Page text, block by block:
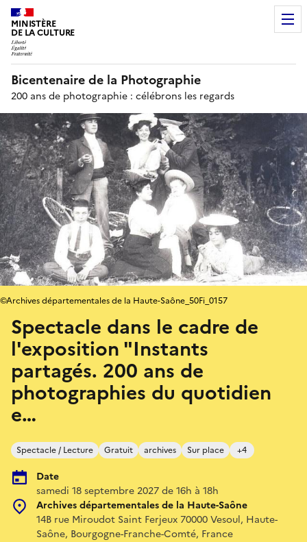
MINISTÈRE
DE LA CULTURE
Bicentenaire de la Photographie
200 ans de photographie : célébrons les regards
Spectacle dans le cadre de
l'exposition "Instants
partagés. 200 ans de
photographies du quotidien
e…
Spectacle / Lecture Gratuit archives Sur place +4
Date
samedi 18 septembre 2027 de 16h à 18h
Archives départementales de la Haute-Saône
14B rue Miroudot Saint Ferjeux 70000 Vesoul, Haute-
Saône, Bourgogne-Franche-Comté, France
©Archives départementales de la Haute-Saône_50Fi_0157